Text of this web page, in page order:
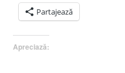
Partajează
Apreciază: